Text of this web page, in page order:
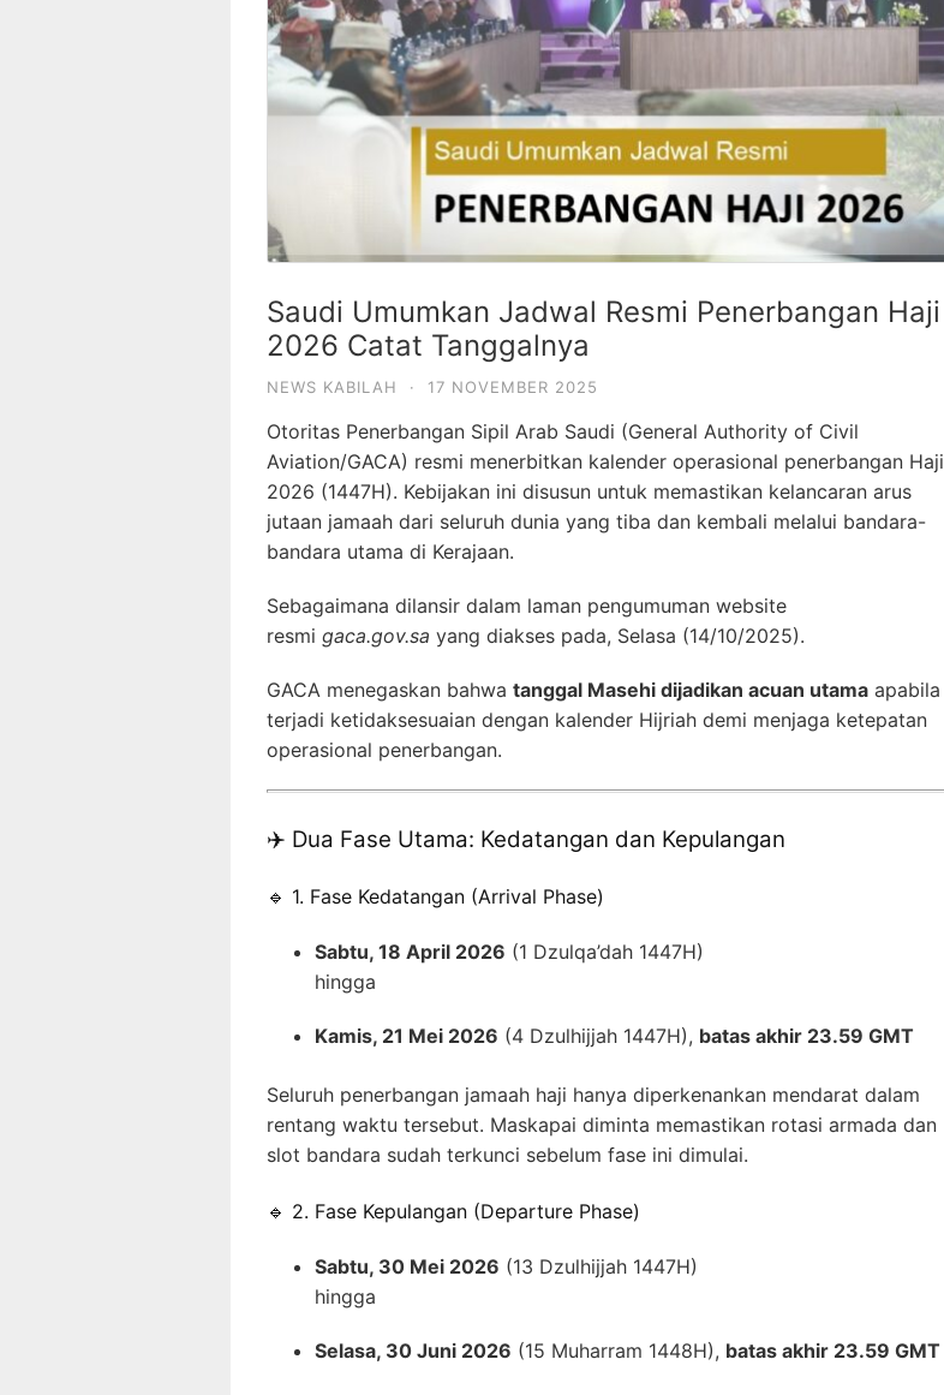
Saudi Umumkan Jadwal Resmi Penerbangan Haji
2026 Catat Tanggalnya
NEWS KABILAH · 17 NOVEMBER 2025
Otoritas Penerbangan Sipil Arab Saudi (General Authority of Civil
Aviation/GACA) resmi menerbitkan kalender operasional penerbangan Haji
2026 (1447H). Kebijakan ini disusun untuk memastikan kelancaran arus
jutaan jamaah dari seluruh dunia yang tiba dan kembali melalui bandara-
bandara utama di Kerajaan.
Sebagaimana dilansir dalam laman pengumuman website
resmi gaca.gov.sa yang diakses pada, Selasa (14/10/2025).
GACA menegaskan bahwa tanggal Masehi dijadikan acuan utama apabila
terjadi ketidaksesuaian dengan kalender Hijriah demi menjaga ketepatan
operasional penerbangan.
✈️ Dua Fase Utama: Kedatangan dan Kepulangan
🔹 1. Fase Kedatangan (Arrival Phase)
Sabtu, 18 April 2026 (1 Dzulqa’dah 1447H)
hingga
Kamis, 21 Mei 2026 (4 Dzulhijjah 1447H), batas akhir 23.59 GMT
Seluruh penerbangan jamaah haji hanya diperkenankan mendarat dalam
rentang waktu tersebut. Maskapai diminta memastikan rotasi armada dan
slot bandara sudah terkunci sebelum fase ini dimulai.
🔹 2. Fase Kepulangan (Departure Phase)
Sabtu, 30 Mei 2026 (13 Dzulhijjah 1447H)
hingga
Selasa, 30 Juni 2026 (15 Muharram 1448H), batas akhir 23.59 GMT